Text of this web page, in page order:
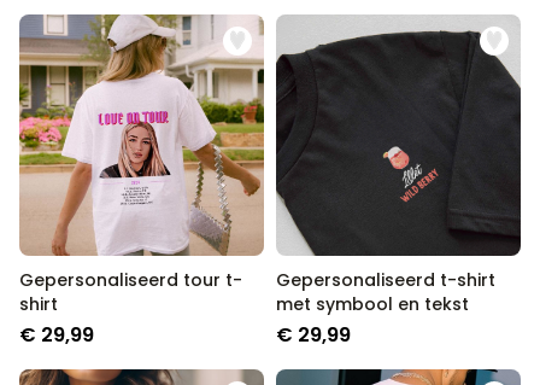
Gepersonaliseerd tour t-
shirt
€ 29,99
Gepersonaliseerd t-shirt
met symbool en tekst
€ 29,99